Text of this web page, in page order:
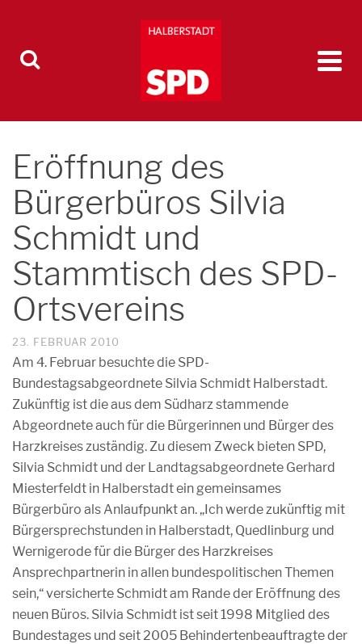
Eröffnung des
Bürgerbüros Silvia
Schmidt und
Stammtisch des SPD-
Ortsvereins
23. FEBRUAR 2010
Am 4. Februar besuchte die SPD-
Bundestagsabgeordnete Silvia Schmidt Halberstadt.
Zukünftig ist die aus dem Südharz stammende
Abgeordnete auch für die Bürgerinnen und Bürger des
Harzkreises zuständig. Zu diesem Zweck bieten SPD,
Silvia Schmidt und der Landtagsabgeordnete Gerhard
Miesterfeldt in Halberstadt ein gemeinsames
Bürgerbüro als Anlaufpunkt an. „Ich werde zukünftig mit
Bürgersprechstunden in Halberstadt, Quedlinburg und
Wernigerode für die Bürger des Harzkreises
Ansprechpartnerin in allen bundespolitischen Themen
sein,“ versicherte Schmidt am Rande der Eröffnung des
neuen Büros. Silvia Schmidt ist seit 1998 Mitglied des
Bundestages und seit 2005 Behindertenbeauftragte der